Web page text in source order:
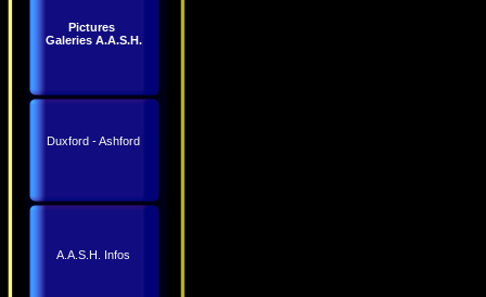
Pictures
Galeries A.A.S.H.
Duxford - Ashford
A.A.S.H. Infos